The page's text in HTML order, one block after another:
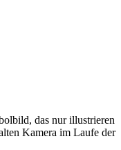
das nur illustrieren
Kamera im Laufe der